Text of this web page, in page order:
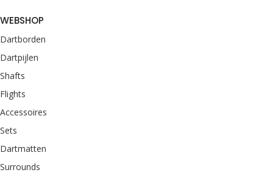
WEBSHOP
Dartborden
Dartpijlen
Shafts
Flights
Accessoires
Sets
Dartmatten
Surrounds